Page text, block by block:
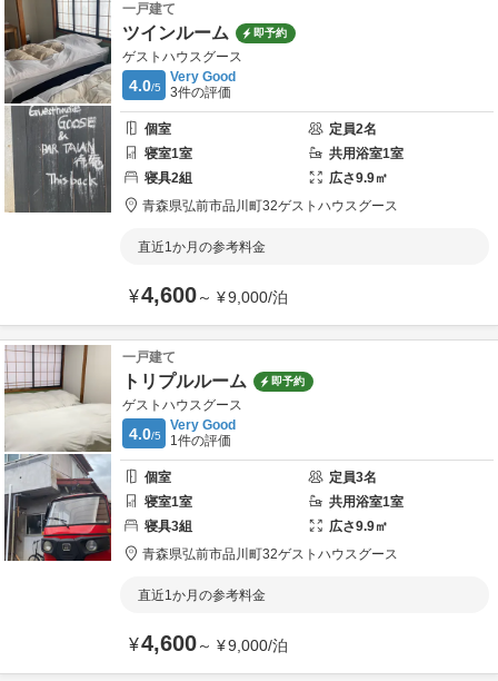
一戸建て
ツインルーム 即予約
ゲストハウスグース
4.0/5
Very Good
3件の評価
個室 定員2名
寝室1室 共用浴室1室
寝具2組 広さ9.9㎡
青森県弘前市品川町32ゲストハウスグース
直近1か月の参考料金
¥4,600～ ¥9,000/泊
一戸建て
トリプルルーム 即予約
ゲストハウスグース
4.0/5
Very Good
1件の評価
個室 定員3名
寝室1室 共用浴室1室
寝具3組 広さ9.9㎡
青森県弘前市品川町32ゲストハウスグース
直近1か月の参考料金
¥4,600～ ¥9,000/泊